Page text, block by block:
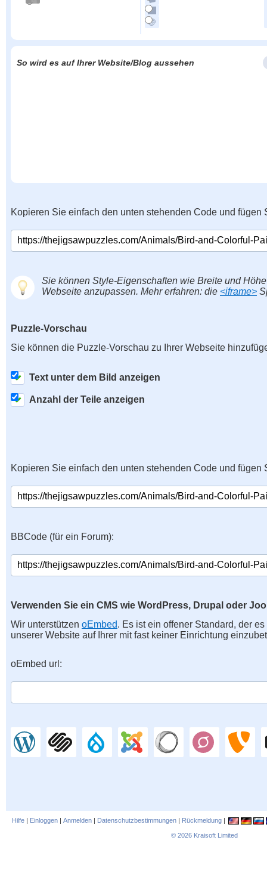
So wird es auf Ihrer Website/Blog aussehen
Kopieren Sie einfach den unten stehenden Code und fügen
Sie können Style-Eigenschaften wie Breite und
Webseite anzupassen. Mehr erfahren: die <iframe>
Puzzle-Vorschau
Sie können die Puzzle-Vorschau zu Ihrer Webseite
Text unter dem Bild anzeigen
Anzahl der Teile anzeigen
Kopieren Sie einfach den unten stehenden Code und fügen
BBCode (für ein Forum):
Verwenden Sie ein CMS wie WordPress, Drupal oder
Wir unterstützen oEmbed. Es ist ein offener Standard, der
unserer Website auf Ihrer mit fast keiner Einrichtung
oEmbed url:
Hilfe | Einloggen | Anmelden | Datenschutzbestimmungen | Rückmeldung |
© 2026 Kraisoft Limited